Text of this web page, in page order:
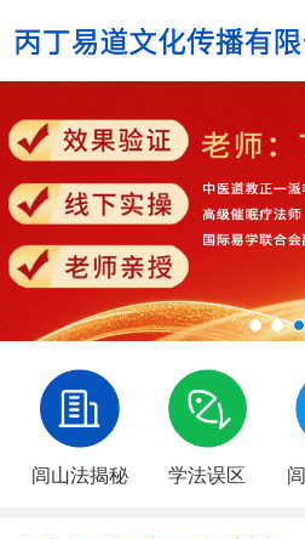
闾山法揭秘 学法误区